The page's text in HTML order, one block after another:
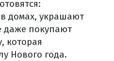
домах, украшают
даже покупают
которая
Нового года.